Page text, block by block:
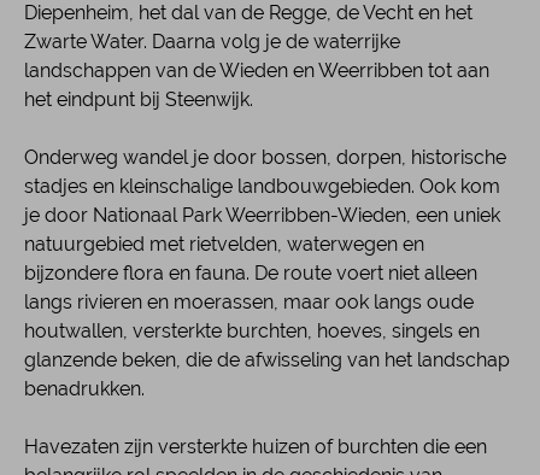
Diepenheim, het dal van de Regge, de Vecht en het
Zwarte Water. Daarna volg je de waterrijke
landschappen van de Wieden en Weerribben tot aan
het eindpunt bij Steenwijk.
Onderweg wandel je door bossen, dorpen, historische
stadjes en kleinschalige landbouwgebieden. Ook kom
je door Nationaal Park Weerribben-Wieden, een uniek
natuurgebied met rietvelden, waterwegen en
bijzondere flora en fauna. De route voert niet alleen
langs rivieren en moerassen, maar ook langs oude
houtwallen, versterkte burchten, hoeves, singels en
glanzende beken, die de afwisseling van het landschap
benadrukken.
Havezaten zijn versterkte huizen of burchten die een